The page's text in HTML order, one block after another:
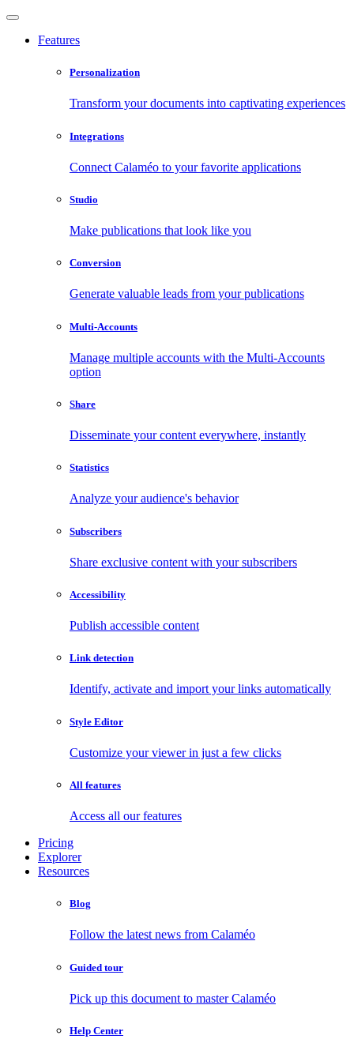
Features
Personalization
Transform your documents into captivating experiences
Integrations
Connect Calaméo to your favorite applications
Studio
Make publications that look like you
Conversion
Generate valuable leads from your publications
Multi-Accounts
Manage multiple accounts with the Multi-Accounts
option
Share
Disseminate your content everywhere, instantly
Statistics
Analyze your audience's behavior
Subscribers
Share exclusive content with your subscribers
Accessibility
Publish accessible content
Link detection
Identify, activate and import your links automatically
Style Editor
Customize your viewer in just a few clicks
All features
Access all our features
Pricing
Explorer
Resources
Blog
Follow the latest news from Calaméo
Guided tour
Pick up this document to master Calaméo
Help Center